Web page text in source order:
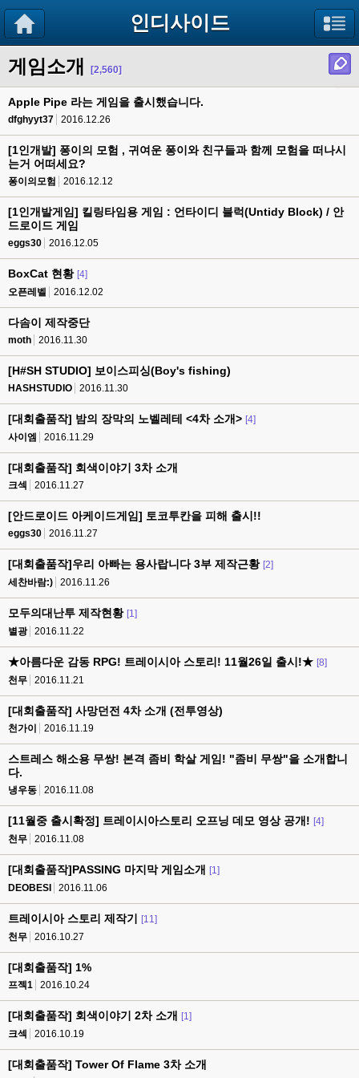
인디사이드
게임소개 [2,560]
Apple Pipe 라는 게임을 출시했습니다.
dfghyyt37 2016.12.26
[1인개발] 퐁이의 모험 , 귀여운 퐁이와 친구들과 함께 모험을 떠나시
는거 어떠세요?
퐁이의모험 2016.12.12
[1인개발게임] 킬링타임용 게임 : 언타이디 블럭(Untidy Block) / 안
드로이드 게임
eggs30 2016.12.05
BoxCat 현황 [4]
오픈레벨
2016.12.02
다솜이 제작중단
moth 2016.11.30
[H#SH STUDIO] 보이스피싱(Boy's fishing)
HASHSTUDIO 2016.11.30
[대회출품작] 밤의 장막의 노벨레테 <4차 소개> [4]
사이엠
2016.11.29
[대회출품작] 회색이야기 3차 소개
크섹 2016.11.27
[안드로이드 아케이드게임] 토코투칸을 피해 출시!!
eggs30 2016.11.27
[대회출품작]우리 아빠는 용사랍니다 3부 제작근황 [2]
세찬바람:)
2016.11.26
모두의대난투 제작현황 [1]
별광
2016.11.22
★아름다운 감동 RPG! 트레이시아 스토리! 11월26일 출시!★ [8]
천무
2016.11.21
[대회출품작] 사망던전 4차 소개 (전투영상)
천가이 2016.11.19
스트레스 해소용 무쌍! 본격 좀비 학살 게임! "좀비 무쌍"을 소개합니
다.
냉우동 2016.11.08
[11월중 출시확정] 트레이시아스토리 오프닝 데모 영상 공개! [4]
천무
2016.11.08
[대회출품작]PASSING 마지막 게임소개
[1]
DEOBESI
2016.11.06
트레이시아 스토리 제작기
[11]
천무
2016.10.27
[대회출품작] 1%
프젝1 2016.10.24
[대회출품작] 회색이야기 2차 소개
[1]
크섹
2016.10.19
[대회출품작] Tower Of Flame 3차 소개